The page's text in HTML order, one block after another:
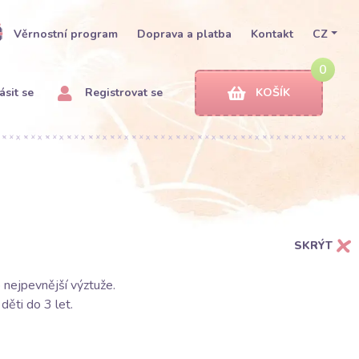
Věrnostní program Doprava a platba Kontakt CZ
se Registrovat se
0
KOŠÍK
výztuže.
do 3 let.
SKRÝT